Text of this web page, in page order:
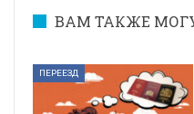
ВАМ ТАКЖЕ
ПЕРЕЕЗД